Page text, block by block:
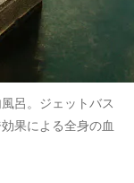
呂。ジェットバス
果による全身の血